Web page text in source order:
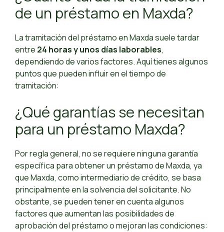
de un préstamo en Maxda?
La tramitación del préstamo en Maxda suele tardar
entre 24 horas y unos días laborables,
dependiendo de varios factores. Aquí tienes algunos
puntos que pueden influir en el tiempo de
tramitación:
¿Qué garantías se necesitan
para un préstamo Maxda?
Por regla general, no se requiere ninguna garantía
específica para obtener un préstamo de Maxda, ya
que Maxda, como intermediario de crédito, se basa
principalmente en la solvencia del solicitante. No
obstante, se pueden tener en cuenta algunos
factores que aumentan las posibilidades de
aprobación del préstamo o mejoran las condiciones: